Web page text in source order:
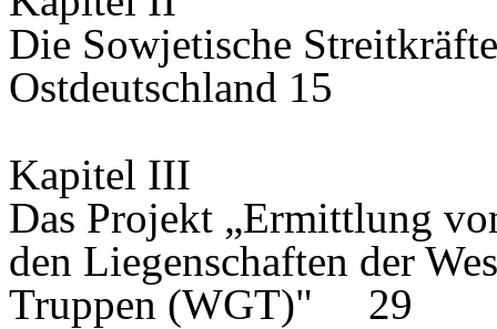
Die Sowjetische
Ostdeutschland 15
Kapitel III
Das Projekt „Ermittlung
den Liegenschaften der
Truppen (WGT)" 29